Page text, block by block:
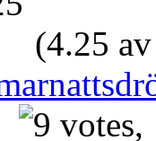
(4.25